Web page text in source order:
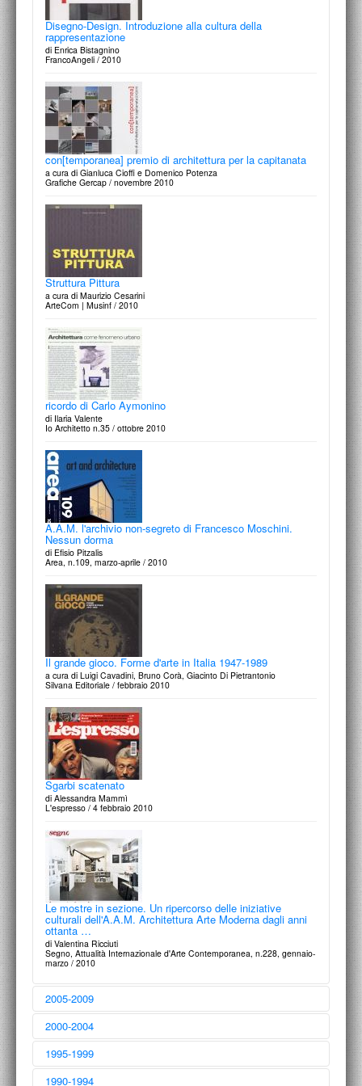
Disegno-Design. Introduzione alla cultura della
rappresentazione
di Enrica Bistagnino
FrancoAngeli / 2010
con[temporanea] premio di architettura per la capitanata
a cura di Gianluca Cioffi e Domenico Potenza
Grafiche Gercap / novembre 2010
Struttura Pittura
a cura di Maurizio Cesarini
ArteCom | Musinf / 2010
ricordo di Carlo Aymonino
di Ilaria Valente
Io Architetto n.35 / ottobre 2010
A.A.M. l'archivio non-segreto di Francesco Moschini.
Nessun dorma
di Efisio Pitzalis
Area, n.109, marzo-aprile / 2010
Il grande gioco. Forme d'arte in Italia 1947-1989
a cura di Luigi Cavadini, Bruno Corà, Giacinto Di Pietrantonio
Silvana Editoriale / febbraio 2010
Sgarbi scatenato
di Alessandra Mammì
L'espresso / 4 febbraio 2010
Le mostre in sezione. Un ripercorso delle iniziative
culturali dell'A.A.M. Architettura Arte Moderna dagli anni
ottanta …
di Valentina Ricciuti
Segno, Attualità Internazionale d'Arte Contemporanea, n.228, gennaio-
marzo / 2010
2005-2009
2000-2004
1995-1999
1990-1994